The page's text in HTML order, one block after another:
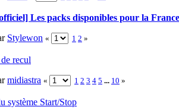
Les packs disponibles pour la France
Stylewon « 1 2 »
recul
midiastra « 1 2 3 4 5 ... 10 »
système Start/Stop